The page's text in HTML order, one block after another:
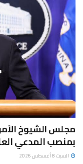
مجلس الشيوخ
بمنصب المدعي
السبت 8 أغسطس 2026